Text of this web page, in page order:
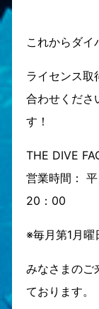
これからダ
ライセンス取
合わせくださ
す！
THE DIVE
営業時間：
20：00
※毎月第1月
みなさまのご
ております。